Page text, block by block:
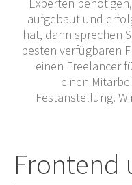
aufgebaut und
hat, dann sprechen
besten verfügbaren
einen Freelancer
einen
Festanstellung.
Frontend